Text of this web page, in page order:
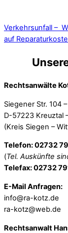
Verkehrsunfall –
auf
Rechtsanwälte
Siegener Str. 104
D-57223 Kreuztal
(Kreis Siegen –
Telefon: 02732
(Tel. Auskünfte
Telefax: 02732
E-Mail Anfragen:
info@ra-kotz.de
ra-kotz@web.de
Rechtsanwalt